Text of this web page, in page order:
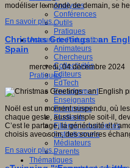
Analyses
Conférences
Outils
Pratiques
Acteurs de l'éducation
Animateurs
Chercheurs
Collectivités
Editeurs
EdTech
Encadrement
Enseignants
Entreprises
Etudiants
Filières industrielles
Institutionnels
Médiateurs
Parents
Thématiques
modéliser le monde de demain, se
En savoir plus...
Christmas Greetings : an
Spain
mercredi, 04 décembre 2024
Pratiques
Noël est un moment suspendu, où
chaque geste, aussi simple soit-il,
C’est le partage, la générosité et
choisis avec soin, des sourires
En savoir plus...